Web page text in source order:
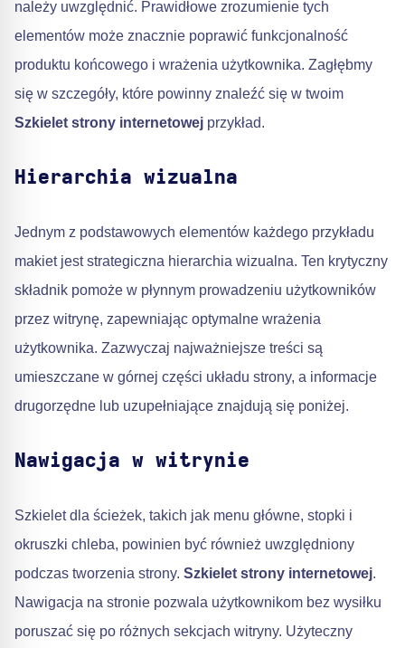
należy uwzględnić. Prawidłowe zrozumienie tych
elementów może znacznie poprawić funkcjonalność
produktu końcowego i wrażenia użytkownika. Zagłębmy
się w szczegóły, które powinny znaleźć się w twoim
Szkielet strony internetowej przykład.
Hierarchia wizualna
Jednym z podstawowych elementów każdego przykładu
makiet jest strategiczna hierarchia wizualna. Ten krytyczny
składnik pomoże w płynnym prowadzeniu użytkowników
przez witrynę, zapewniając optymalne wrażenia
użytkownika. Zazwyczaj najważniejsze treści są
umieszczane w górnej części układu strony, a informacje
drugorzędne lub uzupełniające znajdują się poniżej.
Nawigacja w witrynie
Szkielet dla ścieżek, takich jak menu główne, stopki i
okruszki chleba, powinien być również uwzględniony
podczas tworzenia strony. Szkielet strony internetowej.
Nawigacja na stronie pozwala użytkownikom bez wysiłku
poruszać się po różnych sekcjach witryny. Użyteczny